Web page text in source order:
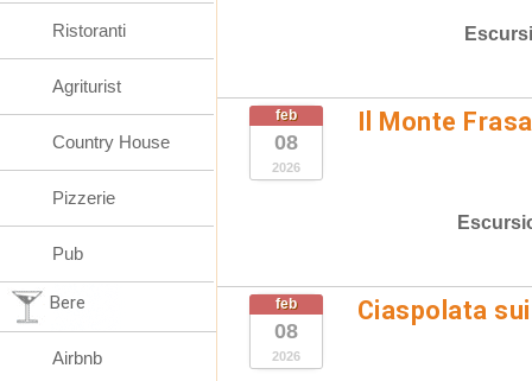
feb
08
2026
Il Monte
feb
08
2026
Ciaspolata
Ristoranti
Agriturist
Country House
Pizzerie
Pub
Bere
Airbnb